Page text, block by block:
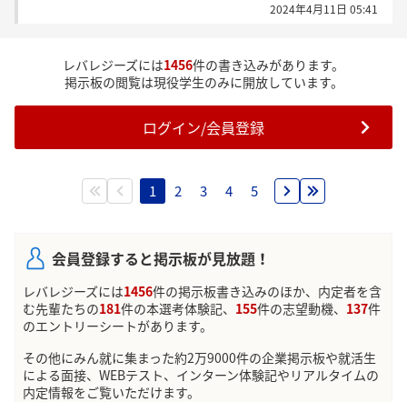
2024年4月11日 05:41
レバレジーズには1456件の書き込みがあります。
掲示板の閲覧は現役学生のみに開放しています。
ログイン/会員登録
1 2 3 4 5
会員登録すると掲示板が見放題！
レバレジーズには1456件の掲示板書き込みのほか、内定者を含
む先輩たちの181件の本選考体験記、 155件の志望動機、 137件
のエントリーシートがあります。
その他にみん就に集まった約2万9000件の企業掲示板や就活生
による面接、WEBテスト、インターン体験記やリアルタイムの
内定情報をご覧いただけます。